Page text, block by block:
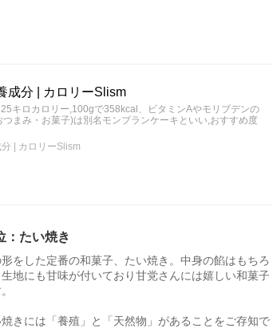
成分 | カロリーSlism
キロカロリー,100gで358kcal、ビタミンAやモリブデンの
まみ・お菓子)は別名モンブランケーキといい,おすすめ度
| カロリーSlism
：たい焼き
をした定番の和菓子、たい焼き。中身の餡はもちろ
生地にも甘味が付いており甘党さんには嬉しい和菓子
焼きには「養殖」と「天然物」があることをご存知で